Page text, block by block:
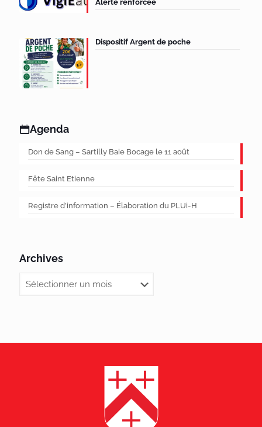
Alerte renforcée
Dispositif Argent de poche
Agenda
Don de Sang – Sartilly Baie Bocage le 11 août
Fête Saint Etienne
Registre d’information – Élaboration du PLUi-H
Archives